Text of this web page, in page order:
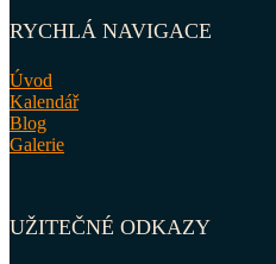
RYCHLÁ NAVIGACE
Úvod
Kalendář
Blog
Galerie
UŽITEČNÉ ODKAZY